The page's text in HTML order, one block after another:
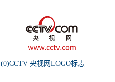
(0)CCTV 央视网LOGO标志